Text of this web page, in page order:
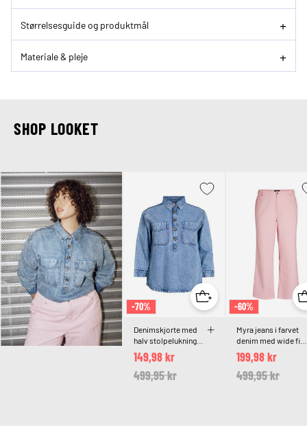
Størrelsesguide og produktmål
Materiale & pleje
SHOP LOOKET
-70%
Denimskjorte med
halv stolpelukning
og brystlommer
Price reduced from
499,95 kr
149,98 kr
-60%
Myra jeans i farvet
denim med wide fit
og teksturmønster
Price reduced
499,95 krto
199,98 kr